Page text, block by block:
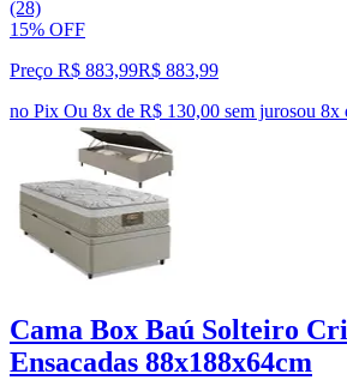
(28)
15% OFF
Preço R$ 883,99R$ 883,99
no Pix Ou 8x de R$ 130,00 sem jurosou 8x
Cama Box Baú Solteiro
Ensacadas 88x188x64cm